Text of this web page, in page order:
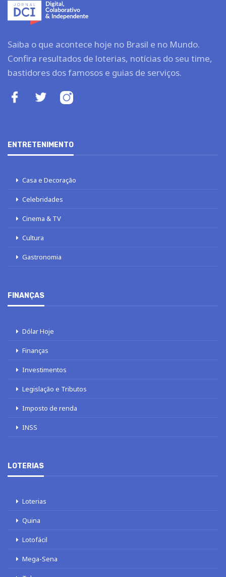
Saiba o que acontece hoje no Brasil e no Mundo.
Confira resultados de loterias, notícias do seu time,
bastidores dos famosos e guias de serviços.
ENTRETENIMENTO
Casa e Decoração
Celebridades
Cinema & TV
Cultura
Gastronomia
FINANÇAS
Dólar Hoje
Finanças
Investimentos
Legislação e Tributos
Imposto de renda
INSS
LOTERIAS
Loterias
Quina
Lotofácil
Mega-Sena